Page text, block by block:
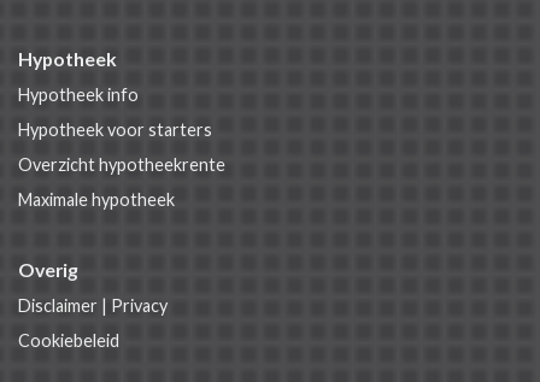
Hypotheek
Hypotheek info
Hypotheek voor starters
Overzicht hypotheekrente
Maximale hypotheek
Overig
Disclaimer | Privacy
Cookiebeleid